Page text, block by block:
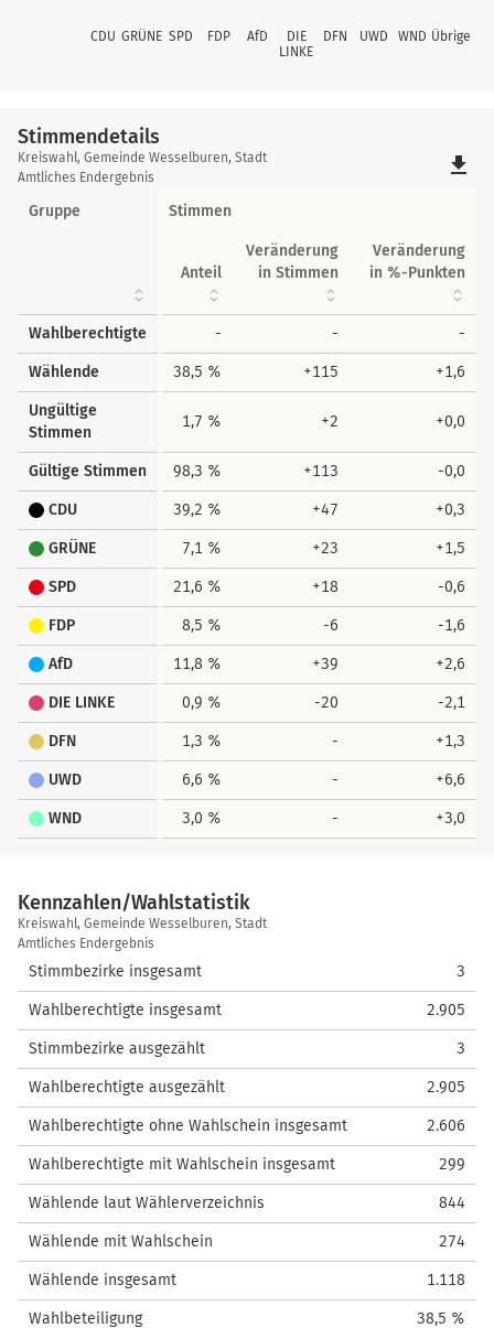
CDU GRÜNE SPD FDP AfD
DIE
LINKE
DFN UWD WND Übrige
Stimmendetails
Stimmendetails
Kreiswahl, Gemeinde Wesselburen, Stadt
Amtliches Endergebnis
file_download
Gruppe Stimmen
Anteil
Veränderung
in Stimmen
Veränderung
in %-Punkten
Wahlberechtigte - - -
Wählende 38,5 % +115 +1,6
Ungültige
Stimmen
1,7 % +2 +0,0
Gültige Stimmen 98,3 % +113 -0,0
CDU 39,2 % +47 +0,3
GRÜNE 7,1 % +23 +1,5
SPD 21,6 % +18 -0,6
FDP 8,5 % -6 -1,6
AfD 11,8 % +39 +2,6
DIE LINKE 0,9 % -20 -2,1
DFN 1,3 % - +1,3
UWD 6,6 % - +6,6
WND 3,0 % - +3,0
Kennzahlen/Wahlstatistik
Kennzahlen/Wahlstatistik
Kreiswahl, Gemeinde Wesselburen, Stadt
Amtliches Endergebnis
Stimmbezirke insgesamt 3
Wahlberechtigte insgesamt 2.905
Stimmbezirke ausgezählt 3
Wahlberechtigte ausgezählt 2.905
Wahlberechtigte ohne Wahlschein insgesamt 2.606
Wahlberechtigte mit Wahlschein insgesamt 299
Wählende laut Wählerverzeichnis 844
Wählende mit Wahlschein 274
Wählende insgesamt 1.118
Wahlbeteiligung 38,5 %